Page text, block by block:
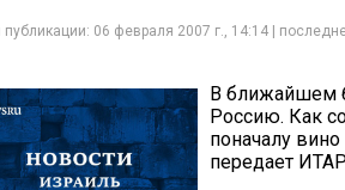
публикации: 06 февраля 2007 г., 14:14 |
В ближайшем
Россию. Как
поначалу
передает